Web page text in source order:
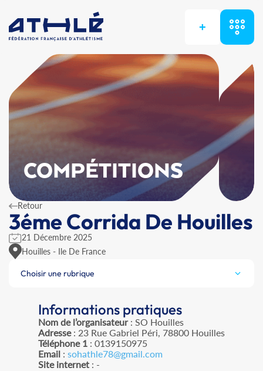
+
COMPÉTITIONS
Retour
3éme Corrida De Houilles
21 Décembre 2025
Houilles - Ile De France
Choisir une rubrique
Informations pratiques
Nom de l’organisateur: SO Houilles
Adresse: 23 Rue Gabriel Péri, 78800 Houilles
Téléphone 1 : 0139150975
Email : sohathle78@gmail.com
Site internet : -